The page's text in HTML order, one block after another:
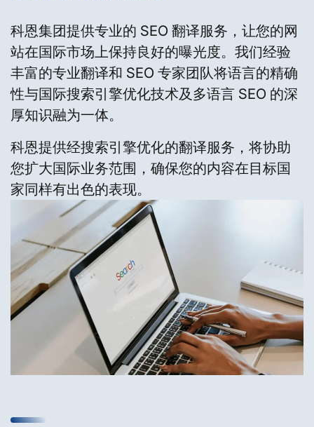
科恩集团提供专业的 SEO 翻译服务，让您的网
站在国际市场上保持良好的曝光度。我们经验
丰富的专业翻译和 SEO 专家团队将语言的精确
性与国际搜索引擎优化技术及多语言 SEO 的深
厚知识融为一体。
科恩提供经搜索引擎优化的翻译服务，将协助
您扩大国际业务范围，确保您的内容在目标国
家同样有出色的表现。